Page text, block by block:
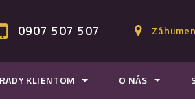
0907 507 507
RADY KLIENTOM O NÁS